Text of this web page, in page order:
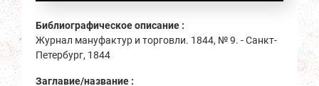
Библиографическое описание :
Журнал мануфактур и торговли. 1844, № 9. - Санкт-
Петербург, 1844
Заглавие/название :